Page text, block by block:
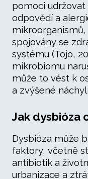
pomoci
odpovědí a
spojovány se
systému (Tojo,
mikrobiomu
může to vést k
a zvýšené
Jak dysbióza
Dysbióza může
faktory, včetně
antibiotik a
urbanizace a